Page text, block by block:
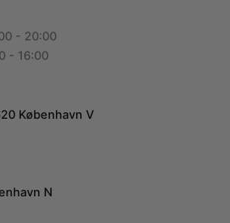
- 20:00
- 16:00
København V
N